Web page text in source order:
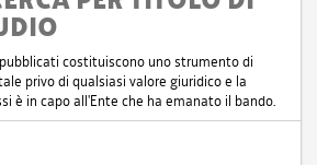
costituiscono uno strumento di
privo di qualsiasi valore giuridico e la
è in capo all'Ente che ha emanato il bando.